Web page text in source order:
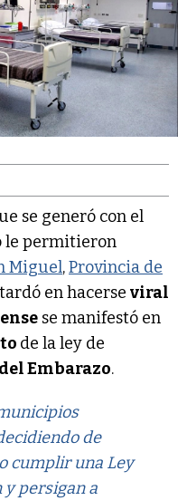
se generó con el
le permitieron
Miguel,Provincia de
en hacerse viral
se manifestó en
de la ley de
Embarazo.
de
cumplir una Ley
y persigan a